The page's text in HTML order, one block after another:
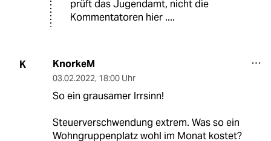
prüft das Jugendamt, nicht die
Kommentatoren hier ....
K KnorkeM
03.02.2022, 18:00 Uhr
So ein grausamer Irrsinn!
Steuerverschwendung extrem. Was so ein
Wohngruppenplatz wohl im Monat kostet?